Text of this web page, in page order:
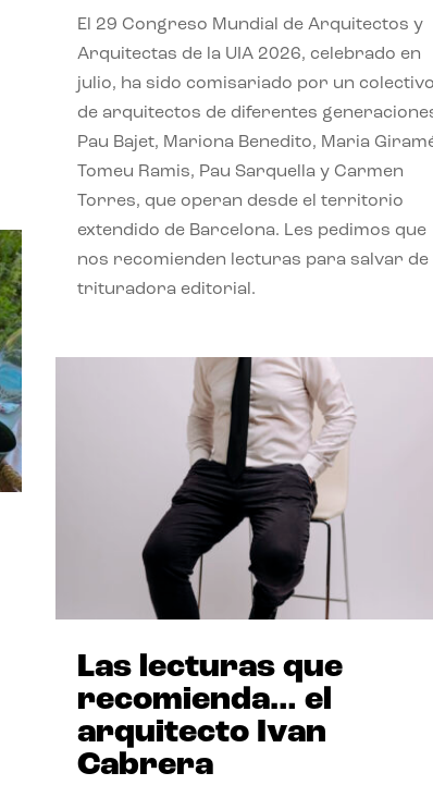
El 29 Congreso Mundial de Arquitectos y
Arquitectas de la UIA 2026, celebrado en
julio, ha sido comisariado por un
de arquitectos de diferentes
Pau Bajet, Mariona Benedito, Maria
Tomeu Ramis, Pau Sarquella y Carmen
Torres, que operan desde el territorio
extendido de Barcelona. Les pedimos que
nos recomienden lecturas para salvar de
trituradora editorial.
Las lecturas que
recomienda… el
arquitecto Ivan
Cabrera